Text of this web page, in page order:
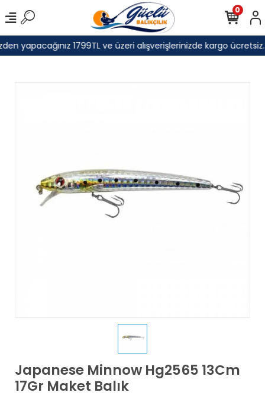
yapacağınız 1799TL ve üzeri alışverişlerinizde kargo ücretsiz.
0
Japanese Minnow Hg2565 13Cm
17Gr Maket Balık